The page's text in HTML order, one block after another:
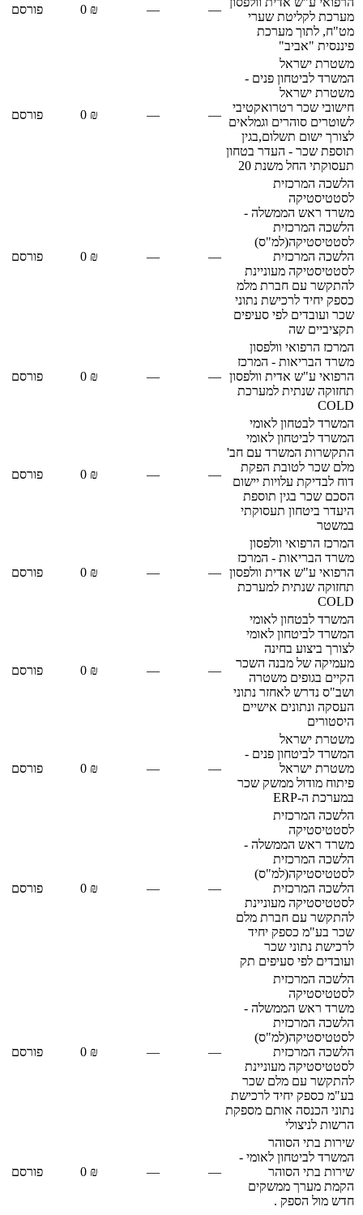
מערכת לקליטת שערי
מט"ח, לתוך מערכת
פיננסית "אביב"
—
—
₪ 0 פורסם
משטרת ישראל
המשרד לביטחון פנים -
משטרת ישראל
חישובי שכר רטרואקטיבי
לשוטרים סוהרים וגמלאים
לצורך ישום תשלום,בגין
תוספת שכר - העדר בטחון
תעסוקתי החל משנת 20
—
—
₪ 0 פורסם
הלשכה המרכזית
לסטטיסטיקה
משרד ראש הממשלה -
הלשכה המרכזית
לסטטיסטיקה(למ"ס)
הלשכה המרכזית
לסטטיסטיקה מעוניינת
להתקשר עם חברת מלמ
כספק יחיד לרכישת נתוני
שכר ועובדים לפי סעיפים
תקציביים שה
—
—
₪ 0 פורסם
המרכז הרפואי וולפסון
משרד הבריאות - המרכז
הרפואי ע"ש אדית וולפסון
תחזוקה שנתית למערכת
COLD
—
—
₪ 0 פורסם
המשרד לבטחון לאומי
המשרד לביטחון לאומי
התקשרות המשרד עם חב'
מלם שכר לטובת הפקת
דוח לבדיקת עלויות יישום
הסכם שכר בגין תוספת
היעדר ביטחון תעסוקתי
במשטר
—
—
₪ 0 פורסם
המרכז הרפואי וולפסון
משרד הבריאות - המרכז
הרפואי ע"ש אדית וולפסון
תחזוקה שנתית למערכת
COLD
—
—
₪ 0 פורסם
המשרד לבטחון לאומי
המשרד לביטחון לאומי
לצורך ביצוע בחינה
מעמיקה של מבנה השכר
הקיים בגופים משטרה
ושב"ס נדרש לאחזר נתוני
העסקה ונתונים אישיים
היסטורים
—
—
₪ 0 פורסם
משטרת ישראל
המשרד לביטחון פנים -
משטרת ישראל
פיתוח מודול ממשק שכר
במערכת ה-ERP
—
—
₪ 0 פורסם
הלשכה המרכזית
לסטטיסטיקה
משרד ראש הממשלה -
הלשכה המרכזית
לסטטיסטיקה(למ"ס)
הלשכה המרכזית
לסטטיסטיקה מעוניינת
להתקשר עם חברת מלם
שכר בע"מ כספק יחיד
לרכישת נתוני שכר
ועובדים לפי סעיפים תק
—
—
₪ 0 פורסם
הלשכה המרכזית
לסטטיסטיקה
משרד ראש הממשלה -
הלשכה המרכזית
לסטטיסטיקה(למ"ס)
הלשכה המרכזית
לסטטיסטיקה מעוניינת
להתקשר עם מלם שכר
בע"מ כספק יחיד לרכישת
נתוני הכנסה אותם מספקת
הרשות לניצולי
—
—
₪ 0 פורסם
שירות בתי הסוהר
המשרד לביטחון לאומי -
שירות בתי הסוהר
הקמת מערך ממשקים
חדש מול הספק .
—
—
₪ 0 פורסם